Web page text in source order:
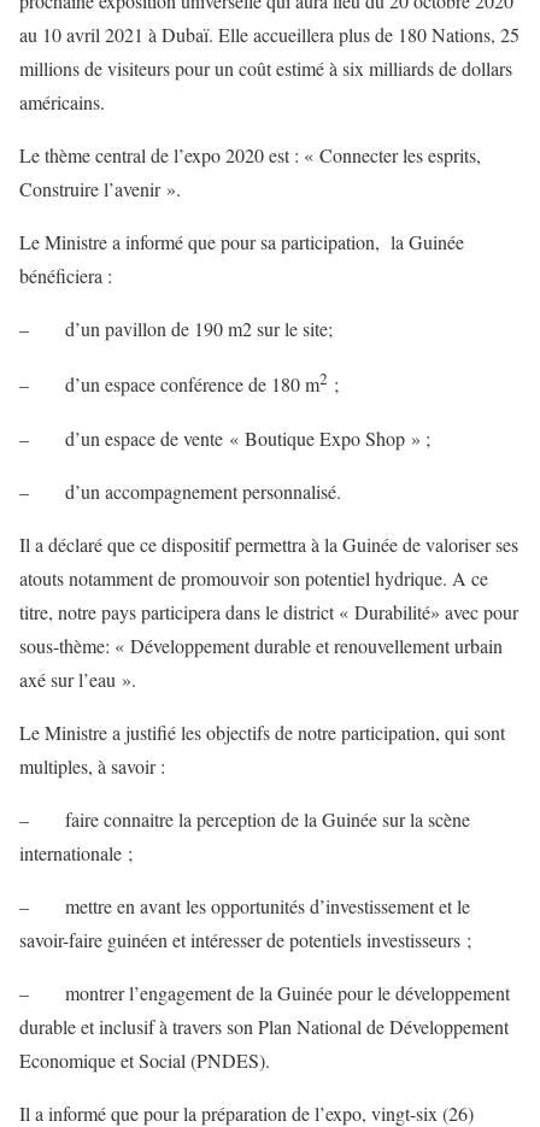
au 10 avril 2021 à Dubaï. Elle accueillera plus de 180 Nations, 25
millions de visiteurs pour un coût estimé à six milliards de dollars
américains.
Le thème central de l’expo 2020 est : « Connecter les esprits,
Construire l’avenir ».
Le Ministre a informé que pour sa participation, la Guinée
bénéficiera :
– d’un pavillon de 190 m2 sur le site;
– d’un espace conférence de 180 m2 ;
– d’un espace de vente « Boutique Expo Shop » ;
– d’un accompagnement personnalisé.
Il a déclaré que ce dispositif permettra à la Guinée de valoriser ses
atouts notamment de promouvoir son potentiel hydrique. A ce
titre, notre pays participera dans le district « Durabilité» avec pour
sous-thème: « Développement durable et renouvellement urbain
axé sur l’eau ».
Le Ministre a justifié les objectifs de notre participation, qui sont
multiples, à savoir :
– faire connaitre la perception de la Guinée sur la scène
internationale ;
– mettre en avant les opportunités d’investissement et le
savoir-faire guinéen et intéresser de potentiels investisseurs ;
– montrer l’engagement de la Guinée pour le développement
durable et inclusif à travers son Plan National de Développement
Economique et Social (PNDES).
Il a informé que pour la préparation de l’expo, vingt-six (26)